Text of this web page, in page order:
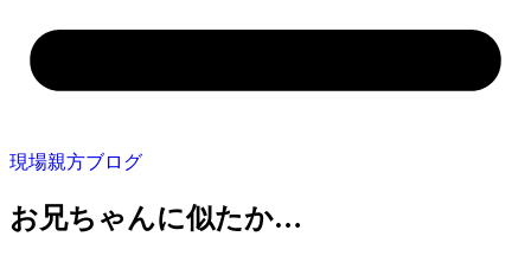
現場親方ブログ
お兄ちゃんに似たか…